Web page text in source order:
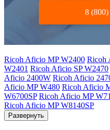
8
Ricoh Aficio MP W2400 Ricoh
W2401 Ricoh Aficio SP W2470
Aficio 2400W Ricoh Aficio
Aficio MP W480 Ricoh Aficio
W6700SP Ricoh Aficio MP
Ricoh Aficio MP W8140SP
Развернуть